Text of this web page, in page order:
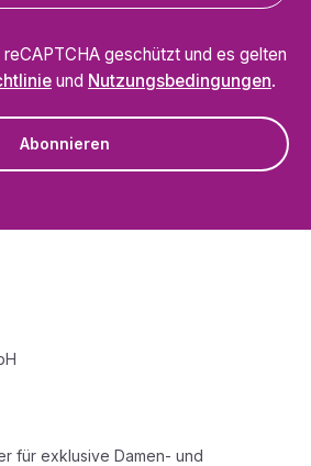
geschützt und es gelten
und Nutzungsbedingungen.
Abonnieren
für exklusive Damen- und